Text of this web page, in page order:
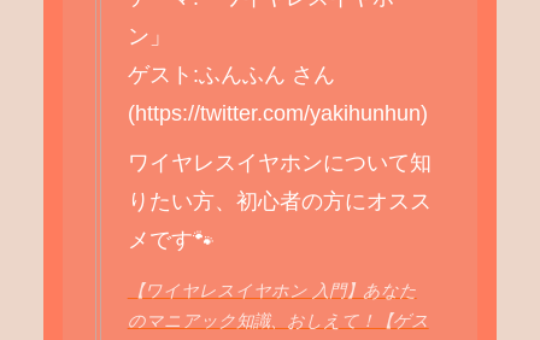
ン」
ゲスト:ふんふん さん
(https://twitter.com/yakihunhun)
ワイヤレスイヤホンについて知
りたい方、初心者の方にオスス
メです🐾
【ワイヤレスイヤホン 入門】あなた
のマニアック知識、おしえて！【ゲス